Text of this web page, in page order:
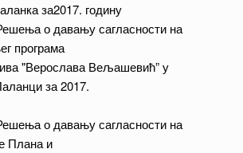
за2017. годину
о давању сагласности на
програма
"Верослава Вељашевић” у
за 2017.
о давању сагласности на
Плана и